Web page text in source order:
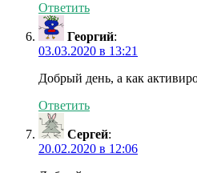
Ответить
Георгий:
03.03.2020 в 13:21
Добрый день, а как
Ответить
Сергей:
20.02.2020 в 12:06